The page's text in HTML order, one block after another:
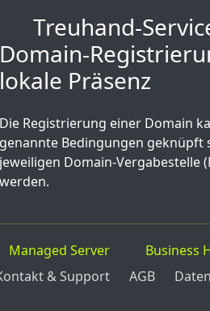
Treuhand-
Domain-
lokale Präsenz
Die Registrierung einer Domain
genannte Bedingungen geknüpft
jeweiligen Domain-Vergabestelle
werden.
Managed Server Business
& Support AGB